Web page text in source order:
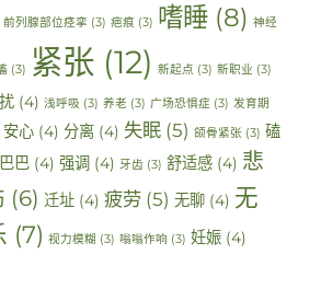
前列腺部位痉挛 (3) 疤痕 (3) 嗜睡(8) 神经
(3) 紧张 (12) 新起点 (3) 新职业 (3)
(4) 浅呼吸 (3) 养老 (3) 广场恐惧症(3) 发育期
安心(4) 分离(4) 失眠(5) 颌骨紧张(3) 磕
巴(4) 强调 (4) 牙齿 (3) 舒适感(4) 悲
(6) 迁址(4) 疲劳(5) 无聊(4) 无
(7) 视力模糊 (3) 嗡嗡作响 (3) 妊娠(4)